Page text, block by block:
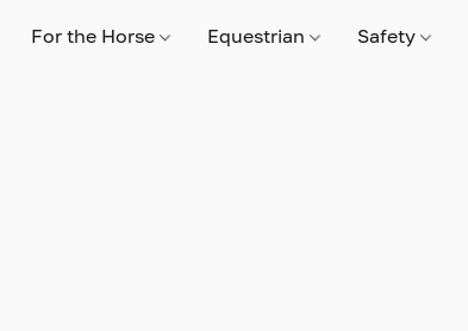
For the Horse Equestrian Safety